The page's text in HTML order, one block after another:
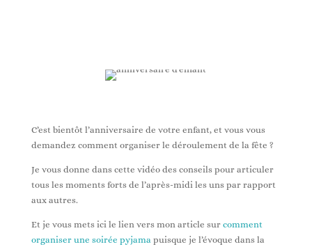
C’est bientôt l’anniversaire de votre enfant, et vous vous
demandez comment organiser le déroulement de la fête ?
Je vous donne dans cette vidéo des conseils pour articuler
tous les moments forts de l’après-midi les uns par rapport
aux autres.
Et je vous mets ici le lien vers mon article sur comment
organiser une soirée pyjama puisque je l’évoque dans la